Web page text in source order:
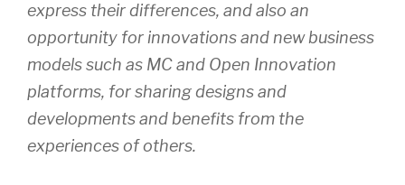
express their differences, and also an
opportunity for innovations and new business
models such as MC and Open Innovation
platforms, for sharing designs and
developments and benefits from the
experiences of others.